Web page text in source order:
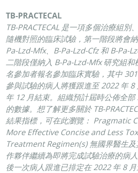
TB-PRACTECAL
TB-PRACTECAL 是一項多個治療組別
隨機對照的臨床試驗，第一階段將會
Pa-Lzd-Mfx、B-Pa-Lzd-Cfz 和 B-Pa-
二階段僅納入 B-Pa-Lzd-Mfx 研究組
名參加者報名參加臨床實驗，其中
參與試驗的病人將獲跟進至 2022 年
年 12 月結束。組織預計屆時公佈全
的數據。想了解更多關於 TB-
結果指標，可在此瀏覽： Pragmatic
More Effective Concise and Less
Treatment Regimen(s) 無國界醫生及
作夥伴繼續為即將完成試驗治療的病
後一次病人跟進已排定在 2022 年 8 月